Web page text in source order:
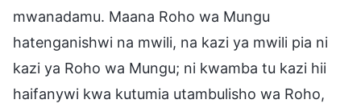
mwanadamu. Maana Roho wa Mungu
hatenganishwi na mwili, na kazi ya mwili pia ni
kazi ya Roho wa Mungu; ni kwamba tu kazi hii
haifanywi kwa kutumia utambulisho wa Roho,